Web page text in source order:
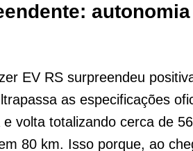
EV RS surpreendeu
as especificações
volta totalizando cerca de
80 km. Isso porque, ao